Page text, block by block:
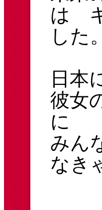
は
した。
日本
彼女
に
みん
なき